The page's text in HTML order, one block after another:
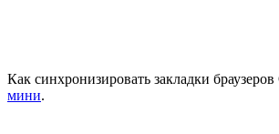
Как синхронизировать закладки
мини.